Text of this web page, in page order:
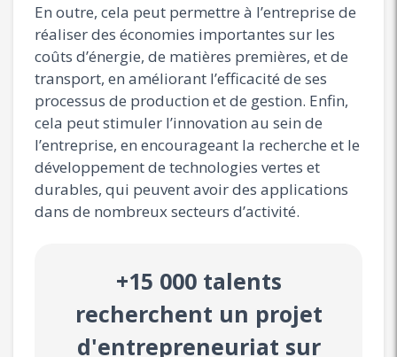
En outre, cela peut permettre à l’entreprise de
réaliser des économies importantes sur les
coûts d’énergie, de matières premières, et de
transport, en améliorant l’efficacité de ses
processus de production et de gestion. Enfin,
cela peut stimuler l’innovation au sein de
l’entreprise, en encourageant la recherche et le
développement de technologies vertes et
durables, qui peuvent avoir des applications
dans de nombreux secteurs d’activité.
+15 000 talents
recherchent un projet
d'entrepreneuriat sur